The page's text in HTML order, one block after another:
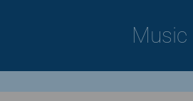
Music